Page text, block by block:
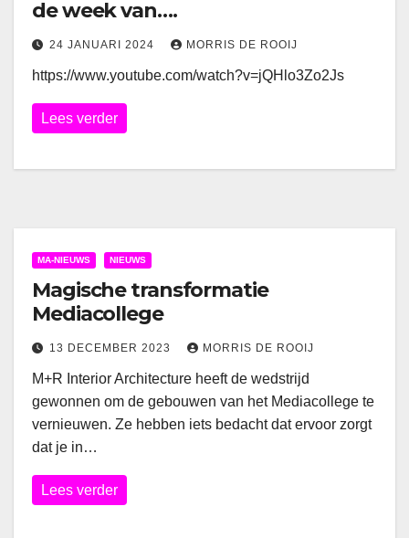
de week van….
24 JANUARI 2024 MORRIS DE ROOIJ
https://www.youtube.com/watch?v=jQHlo3Zo2Js
Lees verder
MA-NIEUWS NIEUWS
Magische transformatie
Mediacollege
13 DECEMBER 2023 MORRIS DE ROOIJ
M+R Interior Architecture heeft de wedstrijd
gewonnen om de gebouwen van het Mediacollege te
vernieuwen. Ze hebben iets bedacht dat ervoor zorgt
dat je in…
Lees verder